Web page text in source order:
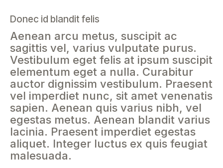
Donec id blandit felis
Aenean arcu metus, suscipit ac
sagittis vel, varius vulputate purus.
Vestibulum eget felis at ipsum suscipit
elementum eget a nulla. Curabitur
auctor dignissim vestibulum. Praesent
vel imperdiet nunc, sit amet venenatis
sapien. Aenean quis varius nibh, vel
egestas metus. Aenean blandit varius
lacinia. Praesent imperdiet egestas
aliquet. Integer luctus ex quis feugiat
malesuada.